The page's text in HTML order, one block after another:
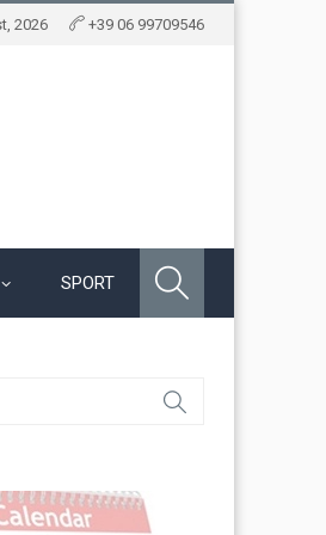
2026 +39 06 99709546
SPORT